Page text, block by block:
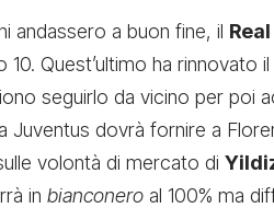
andassero a buon fine, il Real
10. Quest’ultimo ha rinnovato
seguirlo da vicino per poi
Juventus dovrà fornire a
volontà di mercato di
in bianconero al 100% ma